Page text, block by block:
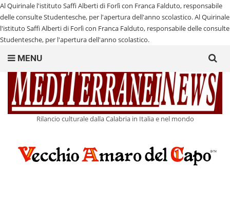
Al Quirinale l'istituto Saffi Alberti di Forlì con Franca Falduto, responsabile
delle consulte Studentesche, per l'apertura dell'anno scolastico.Al Quirinale
l'istituto Saffi Alberti di Forlì con Franca Falduto, responsabile delle consulte
Studentesche, per l'apertura dell'anno scolastico.
Rilancio culturale dalla Calabria in Italia e nel mondo
MENU
for: